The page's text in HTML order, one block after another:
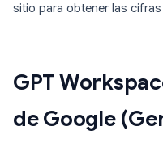
sitio para obtener las
GPT
de Google